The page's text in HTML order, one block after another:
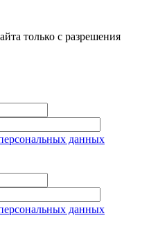
только с разрешения
данных
данных